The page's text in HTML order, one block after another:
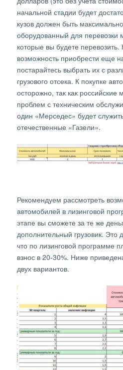
начальной стадии будет
кузов должен быть
оборудованный для перевозки
которые вы будете перевозить.
возможность приобрести еще
постарайтесь выбрать их с
грузового отсека. К покупке
осторожно, так как
проблем с техническим
один «Мерседес» будет
отечественные «Газели».
Рекомендуем рассмотреть
автомобилей в лизинговой
этапе вы сможете за те же
дополнительный грузовик. Это
что по лизинговой программе
взнос в 20-30%. Ниже
двух вариантов.